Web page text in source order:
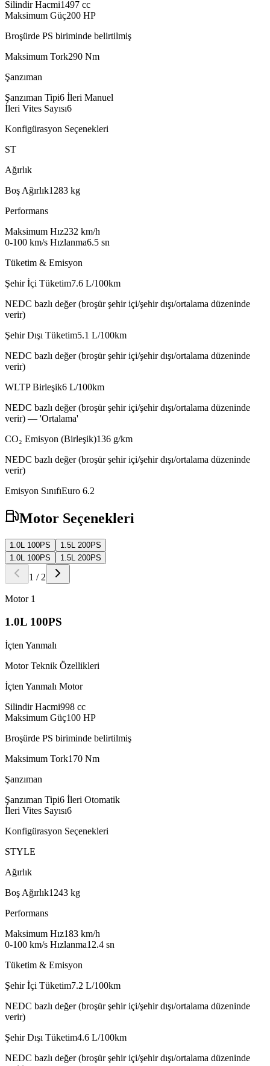
Silindir Hacmi1497 cc
Maksimum Güç200 HP
Broşürde PS biriminde belirtilmiş
Maksimum Tork290 Nm
Şanzıman
Şanzıman Tipi6 İleri Manuel
İleri Vites Sayısı6
Konfigürasyon Seçenekleri
ST
Ağırlık
Boş Ağırlık1283 kg
Performans
Maksimum Hız232 km/h
0-100 km/s Hızlanma6.5 sn
Tüketim & Emisyon
Şehir İçi Tüketim7.6 L/100km
NEDC bazlı değer (broşür şehir içi/şehir dışı/ortalama düzeninde
verir)
Şehir Dışı Tüketim5.1 L/100km
NEDC bazlı değer (broşür şehir içi/şehir dışı/ortalama düzeninde
verir)
WLTP Birleşik6 L/100km
NEDC bazlı değer (broşür şehir içi/şehir dışı/ortalama düzeninde
verir) — 'Ortalama'
CO₂ Emisyon (Birleşik)136 g/km
NEDC bazlı değer (broşür şehir içi/şehir dışı/ortalama düzeninde
verir)
Emisyon SınıfıEuro 6.2
Motor Seçenekleri
1.0L 100PS
1.5L 200PS
1.0L 100PS
1.5L 200PS
1 / 2
Motor 1
1.0L 100PS
İçten Yanmalı
Motor Teknik Özellikleri
İçten Yanmalı Motor
Silindir Hacmi998 cc
Maksimum Güç100 HP
Broşürde PS biriminde belirtilmiş
Maksimum Tork170 Nm
Şanzıman
Şanzıman Tipi6 İleri Otomatik
İleri Vites Sayısı6
Konfigürasyon Seçenekleri
STYLE
Ağırlık
Boş Ağırlık1243 kg
Performans
Maksimum Hız183 km/h
0-100 km/s Hızlanma12.4 sn
Tüketim & Emisyon
Şehir İçi Tüketim7.2 L/100km
NEDC bazlı değer (broşür şehir içi/şehir dışı/ortalama düzeninde
verir)
Şehir Dışı Tüketim4.6 L/100km
NEDC bazlı değer (broşür şehir içi/şehir dışı/ortalama düzeninde